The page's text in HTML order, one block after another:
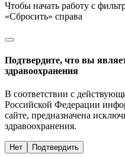
Чтобы начать работу с
«Сбросить» справа
Подтвердите, что вы
здравоохранения
В соответствии с
Российской Федерации
сайте, предназначена
здравоохранения.
Нет Подтвердить